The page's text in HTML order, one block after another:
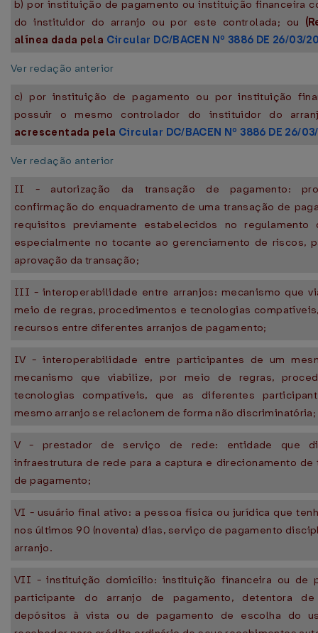
b) por instituição de pagamento ou instituição financeira
do instituidor do arranjo ou por este controlada; ou
alínea dada pela Circular DC/BACEN Nº 3886 DE 26/03/
Ver redação anterior
c) por instituição de pagamento ou por instituição
possuir o mesmo controlador do instituidor do
acrescentada pela Circular DC/BACEN Nº 3886 DE 26/
Ver redação anterior
II - autorização da transação de pagamento:
confirmação do enquadramento de uma transação de
requisitos previamente estabelecidos no regulamento
especialmente no tocante ao gerenciamento de riscos,
aprovação da transação;
III - interoperabilidade entre arranjos: mecanismo que
meio de regras, procedimentos e tecnologias
recursos entre diferentes arranjos de pagamento;
IV - interoperabilidade entre participantes de um
mecanismo que viabilize, por meio de regras,
tecnologias compatíveis, que as diferentes
mesmo arranjo se relacionem de forma não discriminatória;
V - prestador de serviço de rede: entidade que
infraestrutura de rede para a captura e direcionamento de
de pagamento;
VI - usuário final ativo: a pessoa física ou jurídica que
nos últimos 90 (noventa) dias, serviço de pagamento
arranjo.
VII - instituição domicílio: instituição financeira ou de
participante do arranjo de pagamento, detentora
depósitos à vista ou de pagamento de escolha do